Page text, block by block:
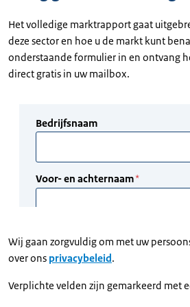
Het volledige marktrapport gaat
deze sector en hoe u de markt kunt
onderstaande formulier in en ontvang
direct gratis in uw mailbox.
Wij gaan zorgvuldig om met uw
over ons privacybeleid.
Verplichte velden zijn gemarkeerd met